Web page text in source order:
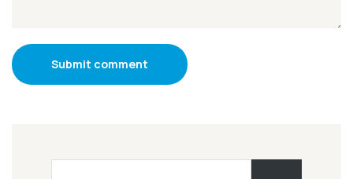
Submit comment